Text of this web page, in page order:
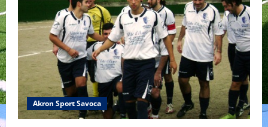
Akron Sport Savoca